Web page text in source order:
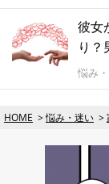
彼女
り？
悩み
HOME 悩み・迷い